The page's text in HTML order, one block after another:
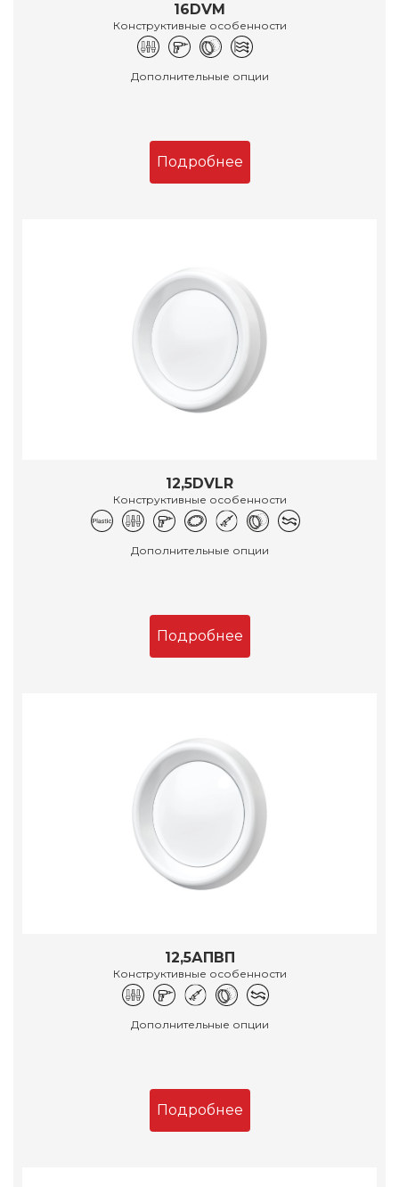
16DVM
Конструктивные особенности
Дополнительные опции
Подробнее
12,5DVLR
Конструктивные особенности
Дополнительные опции
Подробнее
12,5АПВП
Конструктивные особенности
Дополнительные опции
Подробнее